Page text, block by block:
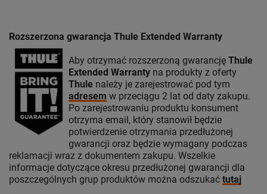
Rozszerzona gwarancja Thule Extended Warranty
Aby otrzymać rozszerzoną gwarancję Thule
Extended Warranty na produkty z oferty
Thule należy je zarejestrować pod tym
adresem w przeciągu 2 lat od daty zakupu.
Po zarejestrowaniu produktu konsument
otrzyma email, który stanowił będzie
potwierdzenie otrzymania przedłużonej
gwarancji oraz będzie wymagany podczas
reklamacji wraz z dokumentem zakupu. Wszelkie
informacje dotyczące okresu przedłużonej gwarancji dla
poszczególnych grup produktów można odszukać tutaj